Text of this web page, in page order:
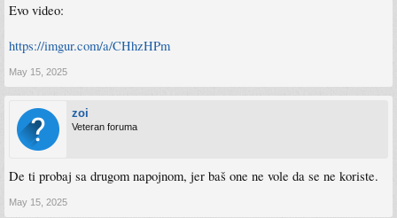
Evo video:
https://imgur.com/a/CHhzHPm
May 15, 2025
zoi
Veteran foruma
De ti probaj sa drugom napojnom, jer baš one ne vole da se ne koriste.
May 15, 2025